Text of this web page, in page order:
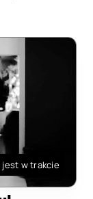
w trakcie